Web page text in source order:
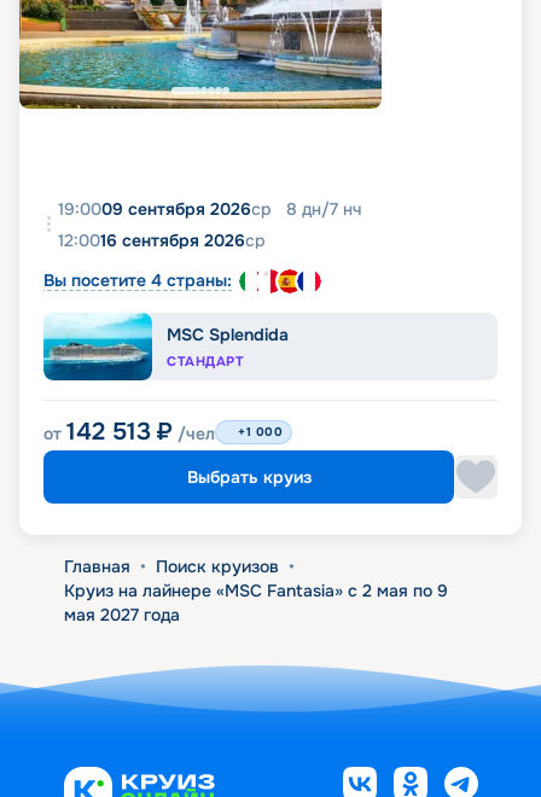
19:0009 сентября 2026ср 8 дн/7 нч
12:0016 сентября 2026ср
Вы посетите 4 страны:
MSC Splendida
СТАНДАРТ
от 142 513 ₽ /чел +1 000
Выбрать круиз
Главная • Поиск круизов •
Круиз на лайнере «MSC Fantasia» с 2 мая по 9
мая 2027 года